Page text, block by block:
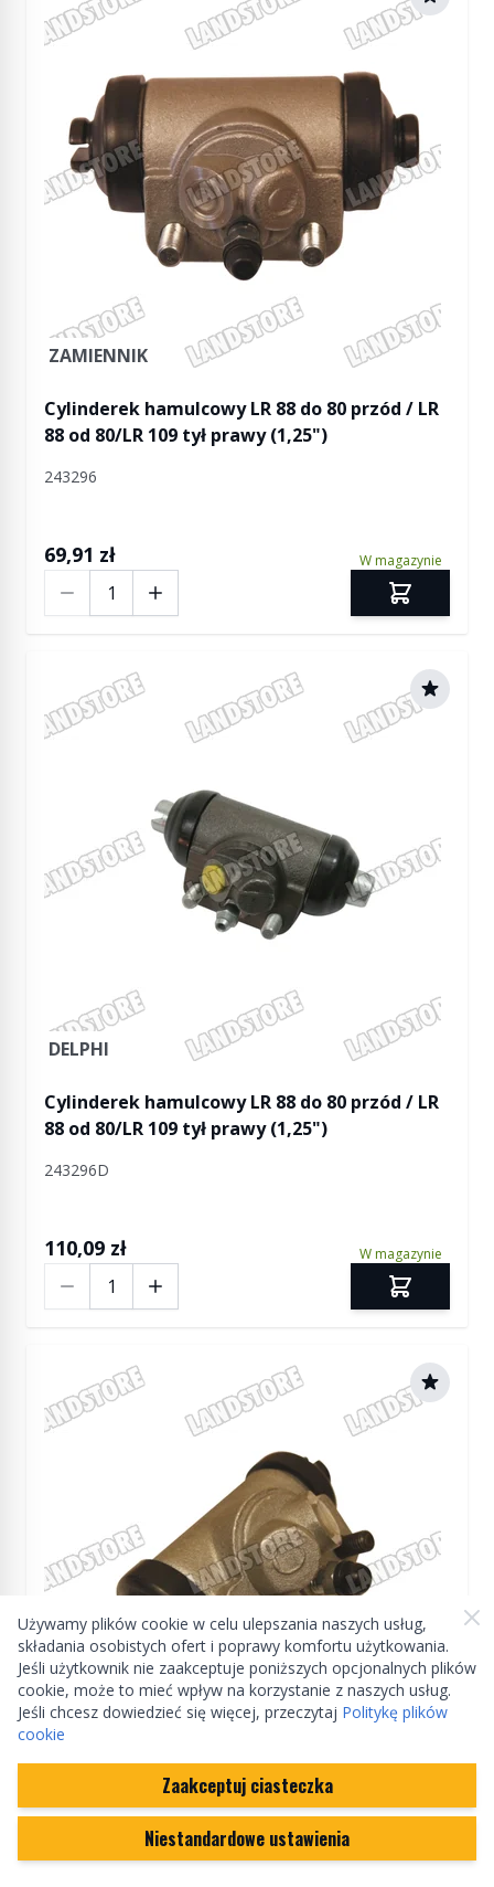
Używamy plików cookie w celu ulepszania naszych usług,
składania osobistych ofert i poprawy komfortu użytkowania.
Jeśli użytkownik nie zaakceptuje poniższych opcjonalnych plików
cookie, może to mieć wpływ na korzystanie z naszych usług.
Jeśli chcesz dowiedzieć się więcej, przeczytaj Politykę plików
cookie
Zaakceptuj ciasteczka
Niestandardowe ustawienia
ZAMIENNIK
Cylinderek hamulcowy LR 88 do 80 przód / LR
88 od 80/LR 109 tył prawy (1,25")
243296
69,91 zł W magazynie
DELPHI
Cylinderek hamulcowy LR 88 do 80 przód / LR
88 od 80/LR 109 tył prawy (1,25")
243296D
110,09 zł W magazynie
ZAMIENNIK
Cylinderek hamulcowy LR 88 do 80 tył lewy
(1")
243303